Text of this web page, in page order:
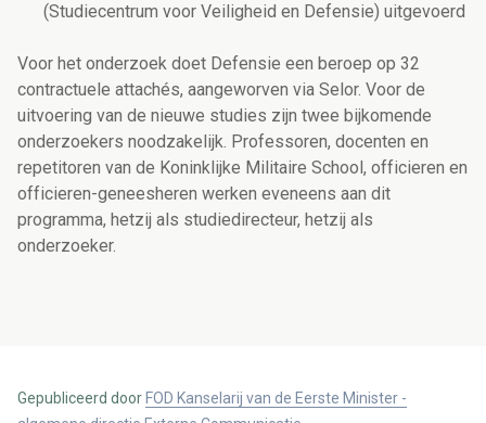
(Studiecentrum voor Veiligheid en Defensie) uitgevoerd
Voor het onderzoek doet Defensie een beroep op 32
contractuele attachés, aangeworven via Selor. Voor de
uitvoering van de nieuwe studies zijn twee bijkomende
onderzoekers noodzakelijk. Professoren, docenten en
repetitoren van de Koninklijke Militaire School, officieren en
officieren-geneesheren werken eveneens aan dit
programma, hetzij als studiedirecteur, hetzij als
onderzoeker.
Gepubliceerd door FOD Kanselarij van de Eerste Minister -